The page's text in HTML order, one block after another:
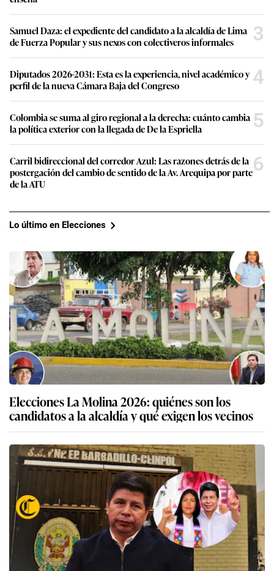
Samuel Daza: el expediente del candidato a la alcaldía de Lima
de Fuerza Popular y sus nexos con colectiveros informales
3
Diputados 2026-2031: Esta es la experiencia, nivel académico y
perfil de la nueva Cámara Baja del Congreso
4
Colombia se suma al giro regional a la derecha: cuánto cambia
la política exterior con la llegada de De la Espriella
5
Carril bidireccional del corredor Azul: Las razones detrás de la
postergación del cambio de sentido de la Av. Arequipa por parte
de la ATU
6
Lo último en Elecciones
Elecciones La Molina 2026: quiénes son los
candidatos a la alcaldía y qué exigen los vecinos